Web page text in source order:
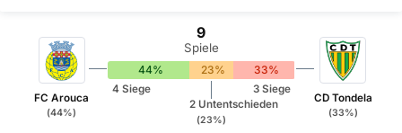
FC Arouca
(44%)
9
Spiele
44% 23% 33%
4 Siege
2 Untentschieden
(23%)
3 Siege
CD Tondela
(33%)